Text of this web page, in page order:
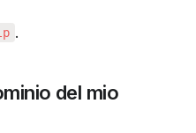
.
del mio